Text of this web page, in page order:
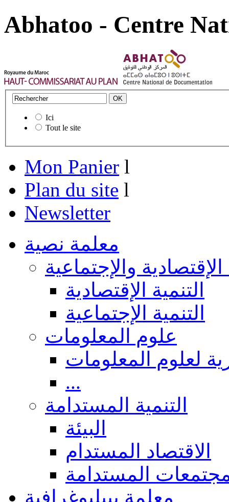
Abhatoo - Centre
Ici
Tout le site
Mon Panier l
Plan du site l
Newsletter
معلمة نصية
الإقتصادية والإجتماعية
التنمية الإقتصادية
التنمية الإجتماعية
علوم المعلومات
لعلوم المعلومات
...
التنمية المستدامة
البيئة
الاقتصاد المستدام
المستدامة
معلمة بيبليوغرافية